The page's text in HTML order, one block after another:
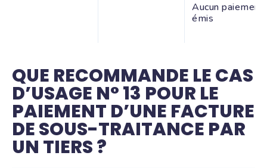
Aucun paiement
émis
QUE RECOMMANDE LE CAS
D’USAGE N° 13 POUR LE
PAIEMENT D’UNE FACTURE
DE SOUS-TRAITANCE PAR
UN TIERS ?